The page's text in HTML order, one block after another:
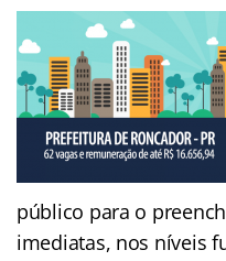
público para o
imediatas, nos níveis